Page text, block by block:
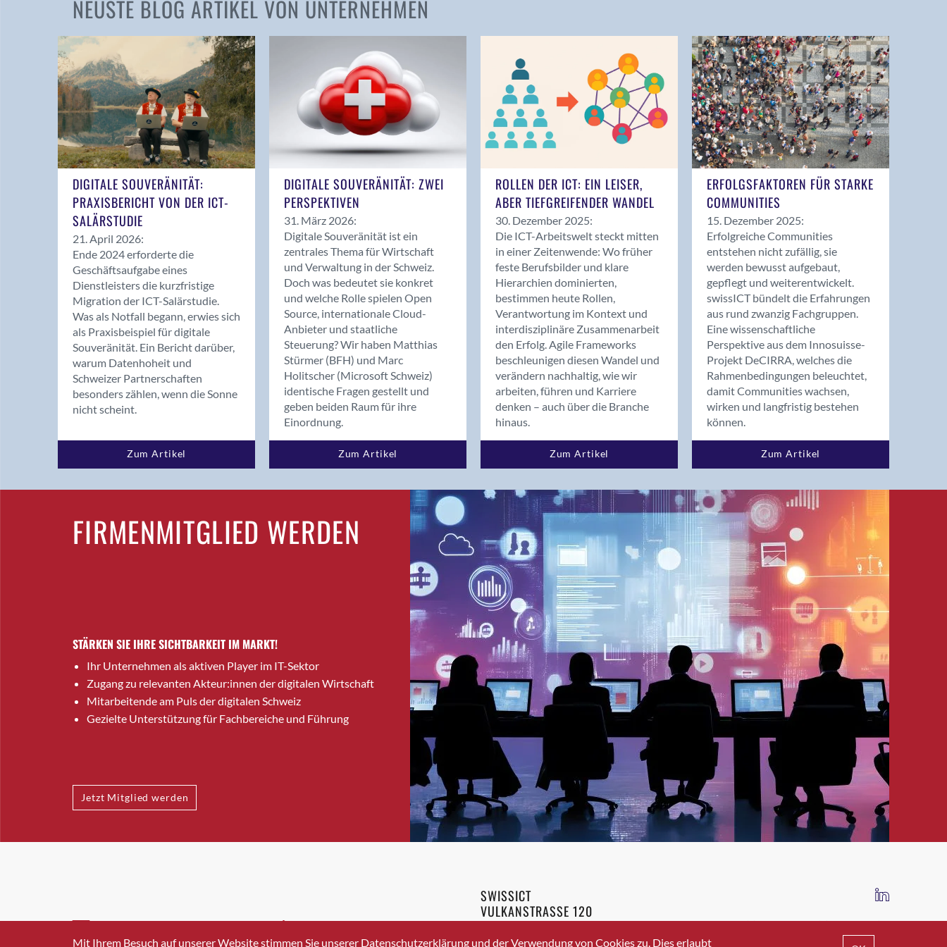
Andelfingen
Balsthal
Balzers
Bassersdorf
Benken (SG)
Bergdietikon
Bern - Liebefeld
Birsfelden
Bolligen
Bonaduz
Bonstetten
Bottighofen
Bremgarten bei Bern
Brig-Glis
Bronschhofen
Brugg
Brugg AG
Burgdorf
Bäretswil
Bülach
Cazis
Crissier
Davos Platz
NEUSTE BLOG ARTIKEL VON UNTERNEHMEN
DIGITALE SOUVERÄNITÄT:
PRAXISBERICHT VON DER ICT-
SALÄRSTUDIE
21. April 2026:
Ende 2024 erforderte die
Geschäftsaufgabe eines
Dienstleisters die kurzfristige
Migration der ICT-Salärstudie.
Was als Notfall begann, erwies sich
als Praxisbeispiel für digitale
Souveränität. Ein Bericht darüber,
warum Datenhoheit und
Schweizer Partnerschaften
besonders zählen, wenn die Sonne
nicht scheint.
Zum Artikel
DIGITALE SOUVERÄNITÄT: ZWEI
PERSPEKTIVEN
31. März 2026:
Digitale Souveränität ist ein
zentrales Thema für Wirtschaft
und Verwaltung in der Schweiz.
Doch was bedeutet sie konkret
und welche Rolle spielen Open
Source, internationale Cloud-
Anbieter und staatliche
Steuerung? Wir haben Matthias
Stürmer (BFH) und Marc
Holitscher (Microsoft Schweiz)
identische Fragen gestellt und
geben beiden Raum für ihre
Einordnung.
Zum Artikel
ROLLEN DER ICT: EIN LEISER,
ABER TIEFGREIFENDER WANDEL
30. Dezember 2025:
Die ICT-Arbeitswelt steckt mitten
in einer Zeitenwende: Wo früher
feste Berufsbilder und klare
Hierarchien dominierten,
bestimmen heute Rollen,
Verantwortung im Kontext und
interdisziplinäre Zusammenarbeit
den Erfolg. Agile Frameworks
beschleunigen diesen Wandel und
verändern nachhaltig, wie wir
arbeiten, führen und Karriere
denken – auch über die Branche
hinaus.
Zum Artikel
ERFOLGSFAKTOREN FÜR STARKE
COMMUNITIES
15. Dezember 2025:
Erfolgreiche Communities
entstehen nicht zufällig, sie
werden bewusst aufgebaut,
gepflegt und weiterentwickelt.
swissICT bündelt die Erfahrungen
aus rund zwanzig Fachgruppen.
Eine wissenschaftliche
Perspektive aus dem Innosuisse-
Projekt DeCIRRA, welches die
Rahmenbedingungen beleuchtet,
damit Communities wachsen,
wirken und langfristig bestehen
können.
Zum Artikel
FIRMENMITGLIED WERDEN
STÄRKEN SIE IHRE SICHTBARKEIT IM MARKT!
Ihr Unternehmen als aktiven Player im IT-Sektor
Zugang zu relevanten Akteur:innen der digitalen Wirtschaft
Mitarbeitende am Puls der digitalen Schweiz
Gezielte Unterstützung für Fachbereiche und Führung
Jetzt Mitglied werden
INFO@SWISSICT.CH +41 43 336 40 20
SWISSICT
VULKANSTRASSE 120
8048 ZURICH
IMPRESSUM DATENSCHUTZ AGB
Mit Ihrem Besuch auf unserer Website stimmen Sie unserer Datenschutzerklärung und der Verwendung von Cookies zu. Dies erlaubt